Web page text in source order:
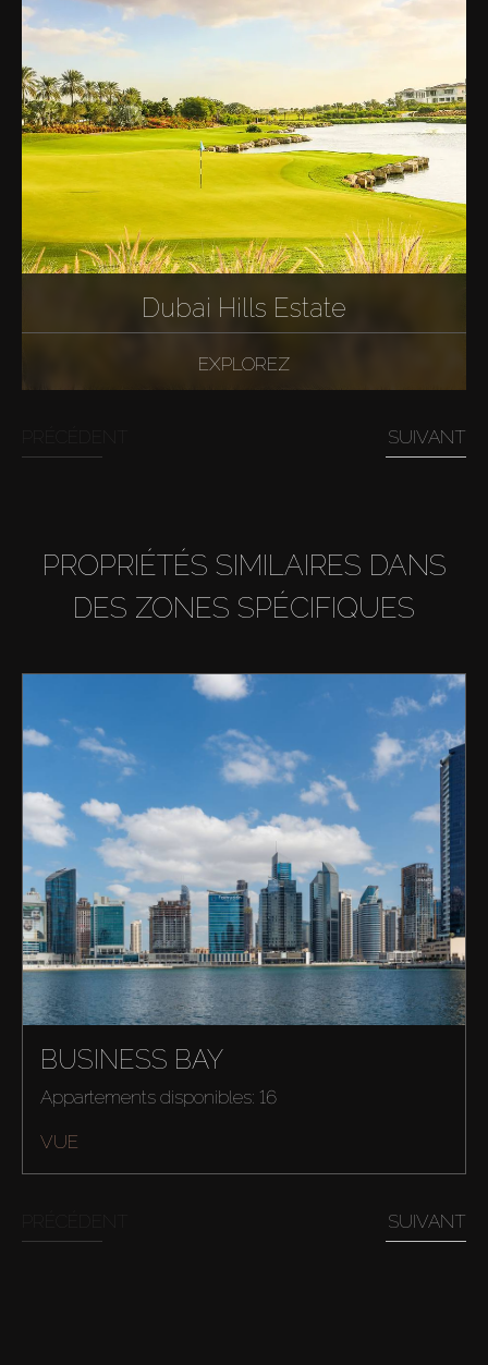
Dubai Hills Estate
EXPLOREZ
SUIVANT
PROPRIÉTÉS SIMILAIRES DANS
DES ZONES SPÉCIFIQUES
BUSINESS BAY
Appartements disponibles: 16
VUE
SUIVANT